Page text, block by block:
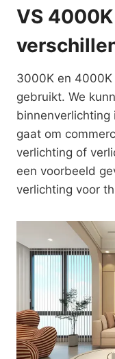
VS
3000K en
gebruikt. We
binnenverlichting
gaat om
verlichting of
een voorbeeld
verlichting voor